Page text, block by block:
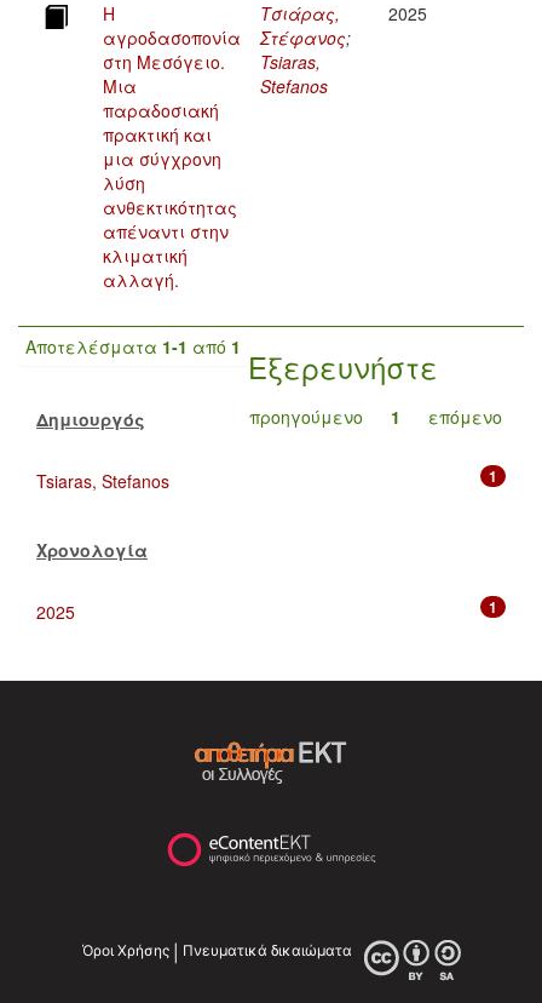
Η
αγροδασοπονία
στη Μεσόγειο.
Μια
παραδοσιακή
πρακτική και
μια σύγχρονη
λύση
ανθεκτικότητας
απέναντι στην
κλιματική
αλλαγή.
Τσιάρας,
Στέφανος;
Tsiaras,
Stefanos
2025
Αποτελέσματα 1-1 από 1
προηγούμενο 1 επόμενο
Εξερευνήστε
Δημιουργός
1
Tsiaras, Stefanos
Χρονολογία
1
2025